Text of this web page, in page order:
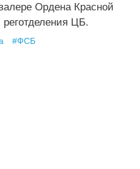
Ордена Красной
ЦБ.
#ФСБ